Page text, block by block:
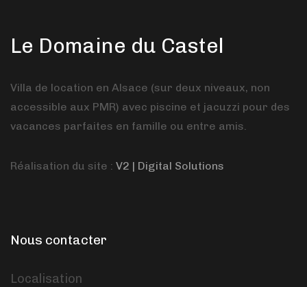
Le Domaine du Castel
Villa de location en Alsace (sur deux niveaux, non
accessible aux PMR) avec piscine et jacuzzi pour des
vacances parfaites en famille ou entre amis.
Réalisation du site : V2 | Digital Solutions
Nous contacter
Localisation